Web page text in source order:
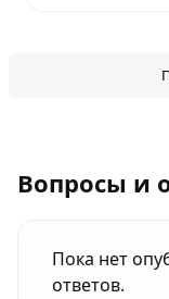
Вопросы и
Пока нет
ответов.